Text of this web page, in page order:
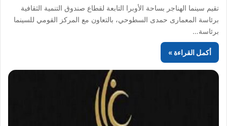
تقيم سينما الهناجر بساحة الأوبرا التابعة لقطاع صندوق التنمية الثقافية
برئاسة المعمارى حمدى السطوحي، بالتعاون مع المركز القومي للسينما
برئاسة…
أكمل القراءة »